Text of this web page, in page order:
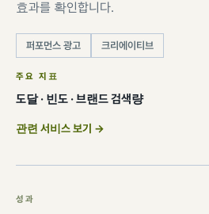
효과를 확인합니다.
퍼포먼스 광고 크리에이티브
주요 지표
도달 · 빈도 · 브랜드 검색량
관련 서비스 보기 →
성과